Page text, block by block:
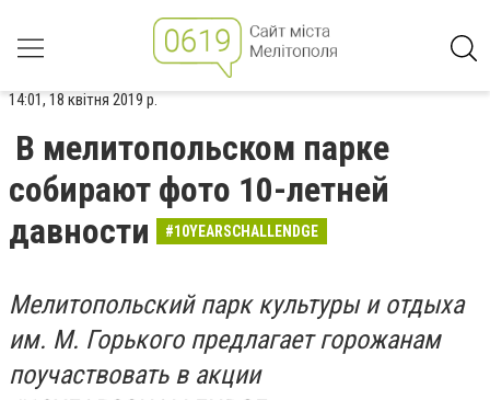
14:01, 18 квітня 2019 р.
В мелитопольском парке
собирают фото 10-летней
давности
#10YEARSCHALLENDGE
Мелитопольский парк культуры и отдыха
им. М. Горького предлагает горожанам
поучаствовать в акции